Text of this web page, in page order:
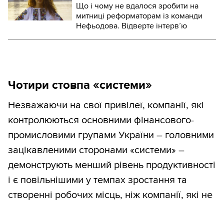
Що і чому не вдалося зробити на
митниці реформаторам із команди
Нефьодова. Відверте інтерв’ю
Чотири стовпа «системи»
Незважаючи на свої привілеї, компанії, які
контролюються основними фінансового-
промисловими групами України – головними
зацікавленими сторонами «системи» –
демонструють менший рівень продуктивності
і є повільнішими у темпах зростання та
створенні робочих місць, ніж компанії, які не